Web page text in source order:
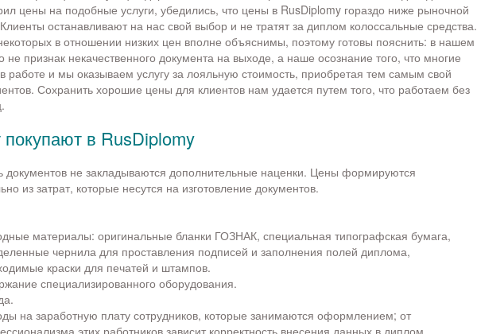
цены на подобные услуги, убедились, что цены в RusDiplomy гораздо ниже рыночной
останавливают на нас свой выбор и не тратят за диплом колоссальные средства.
в отношении низких цен вполне объяснимы, поэтому готовы пояснить: в нашем
не признак некачественного документа на выходе, а наше осознание того, что многие
работе и мы оказываем услугу за лояльную стоимость, приобретая тем самым свой
Сохранить хорошие цены для клиентов нам удается путем того, что работаем без
в RusDiplomy
документов не закладываются дополнительные наценки. Цены формируются
из затрат, которые несутся на изготовление документов.
материалы: оригинальные бланки ГОЗНАК, специальная типографская бумага,
чернила для проставления подписей и заполнения полей диплома,
краски для печатей и штампов.
специализированного оборудования.
на заработную плату сотрудников, которые занимаются оформлением; от
этих работников зависит корректность внесения данных в диплом.